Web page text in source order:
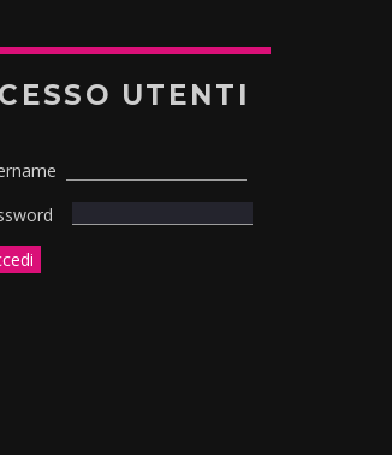
UTENTI